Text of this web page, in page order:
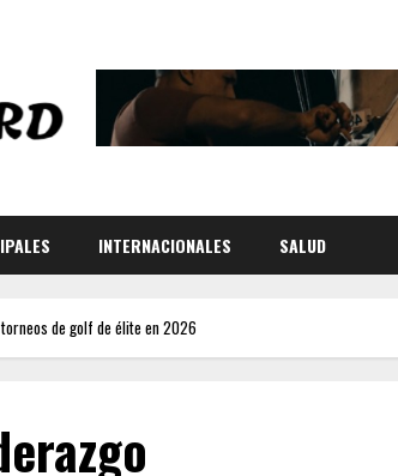
INTERNACIONALES SALUD
de golf de élite en 2026